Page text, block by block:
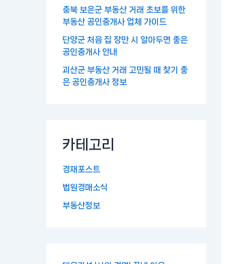
충북 보은군 부동산 거래 초보를 위한
부동산 공인중개사 업체 가이드
단양군 처음 집 장만 시 알아두면 좋은
공인중개사 안내
괴산군 부동산 거래 고민될 때 찾기 좋
은 공인중개사 정보
카테고리
경재포스트
법원경매소식
부동산정보